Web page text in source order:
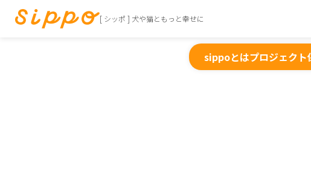
[ シッポ ] 犬や猫ともっと幸せに
sippoとはプロジェクト